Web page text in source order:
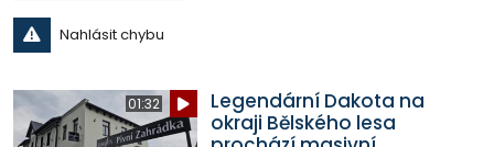
Nahlásit chybu
01:32
Legendární Dakota na
okraji Bělského lesa